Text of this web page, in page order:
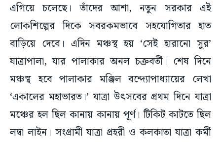
এগিয়ে চলেছে। তাঁদের আশা, নতুন সরকার এই
লোকশিল্পের দিকে সবরকমভাবে সহযোগিতার হাত
বাড়িয়ে দেবে। এদিন মঞ্চস্থ হয় ‘সেই হারানো সুর’
যাত্রাপালা, যার পালাকার অনল চক্রবর্তী। শেষ দিনে
মঞ্চস্থ হবে পালাকার মঞ্জিল বন্দ্যোপাধ্যায়ের লেখা
‘একালের মহাভারত।’ যাত্রা উৎসবের প্রথম দিনে যাত্রা
মঞ্চের হল ছিল কানায় কানায় পূর্ণ। টিকিট কাটতে ছিল
লম্বা লাইন। সংগ্রামী যাত্রা প্রহরী ও কলকাতা যাত্রা কর্মী